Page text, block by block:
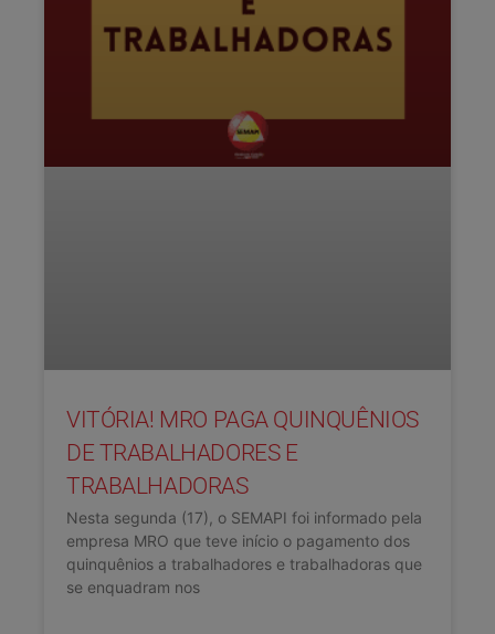
VITÓRIA! MRO PAGA QUINQUÊNIOS
DE TRABALHADORES E
TRABALHADORAS
Nesta segunda (17), o SEMAPI foi informado pela
empresa MRO que teve início o pagamento dos
quinquênios a trabalhadores e trabalhadoras que
se enquadram nos